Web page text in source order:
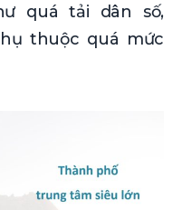
quá tải dân số,
thuộc quá mức